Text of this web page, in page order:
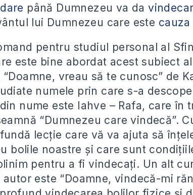
până Dumnezeu va da
lui Dumnezeu care este
pentru studiul personal al
este bine abordat acest subiect
vreau să te cunosc” de
numele prin care s-a
nume este Iahve – Rafa, care în
“Dumnezeu care vindecă”.
lecție care vă va ajuta să
bolile noastre și care sunt
pentru a fi vindecați. Un alt
este “Doamne, vindecă-mi